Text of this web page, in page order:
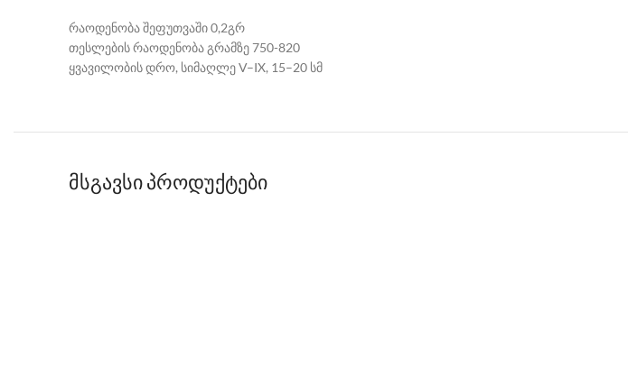
რაოდენობა შეფუთვაში 0,2გრ
თესლების რაოდენობა გრამზე 750-820
ყვავილობის დრო, სიმაღლე V–IX, 15–20 სმ
მსგავსი პროდუქტები